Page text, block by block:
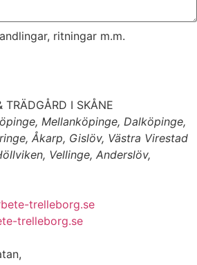
ritningar m.m.
TRÄDGÅRD I SKÅNE
Mellanköpinge, Dalköpinge,
Åkarp, Gislöv, Västra Virestad
Vellinge, Anderslöv,
trelleborg.se
trelleborg.se